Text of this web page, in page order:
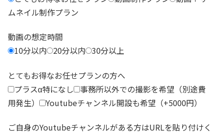
ムネイル制作プラン
動画の想定時間
10分以内
20分以内 30分以上
とてもお得なお任せプランの方へ
プラスα特になし
事務所以外での撮影を希望（別途費
用発生）
Youtubeチャンネル開設も希望（+5000円）
ご自身のYoutubeチャンネルがある方はURLを貼り付けく